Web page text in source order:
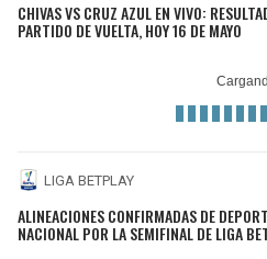
CHIVAS VS CRUZ AZUL EN VIVO:
PARTIDO DE VUELTA, HOY 16 DE MAYO
LIGA BETPLAY
ALINEACIONES CONFIRMADAS DE
NACIONAL POR LA SEMIFINAL DE LIGA